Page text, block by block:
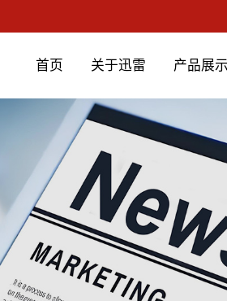
首页 关于迅雷 产品展示